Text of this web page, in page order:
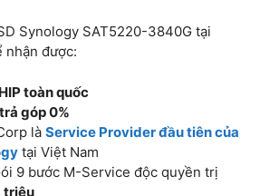
Synology SAT5220-3840G tại
nhận được:
toàn quốc
trả góp 0%
là Service Provider đầu tiên của
tại Việt Nam
9 bước M-Service độc quyền trị
triệu